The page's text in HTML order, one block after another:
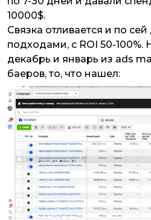
10000$.
Связка отливается и по
подходами, с ROI 50-100%.
декабрь и январь из ads
баеров, то, что нашел: